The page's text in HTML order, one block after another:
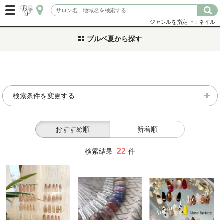
ジャンルを指定 ：ネイル
ブルベ夏から探す
検索条件を変更する
おすすめ順 新着順
検索結果 22 件